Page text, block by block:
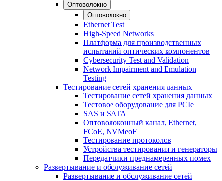
Оптоволокно
Оптоволокно
Ethernet Test
High-Speed Networks
Платформа для производственных
испытаний оптических компонентов
Cybersecurity Test and Validation
Network Impairment and Emulation
Testing
Тестирование сетей хранения данных
Тестирование сетей хранения данных
Тестовое оборудование для PCIe
SAS и SATA
Оптоволоконный канал, Ethernet,
FCoE, NVMeoF
Тестирование протоколов
Устройства тестирования и генераторы
Передатчики преднамеренных помех
Развертывание и обслуживание сетей
Развертывание и обслуживание сетей